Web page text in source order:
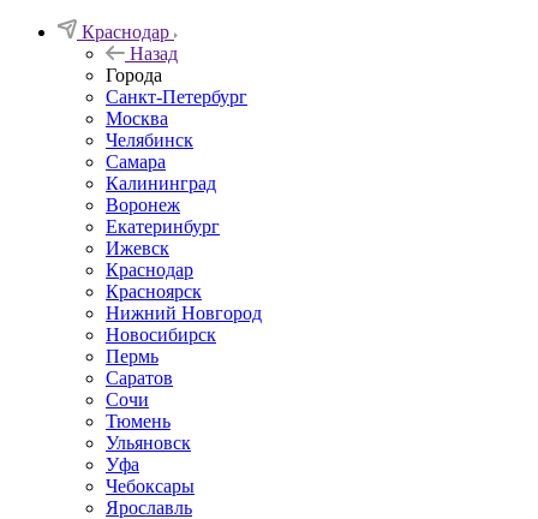
Краснодар
Назад
Города
Санкт-Петербург
Москва
Челябинск
Самара
Калининград
Воронеж
Екатеринбург
Ижевск
Краснодар
Красноярск
Нижний Новгород
Новосибирск
Пермь
Саратов
Сочи
Тюмень
Ульяновск
Уфа
Чебоксары
Ярославль